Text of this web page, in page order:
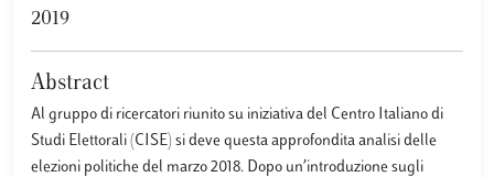
2019
Abstract
Al gruppo di ricercatori riunito su iniziativa del Centro Italiano di
Studi Elettorali (CISE) si deve questa approfondita analisi delle
elezioni politiche del marzo 2018. Dopo un’introduzione sugli